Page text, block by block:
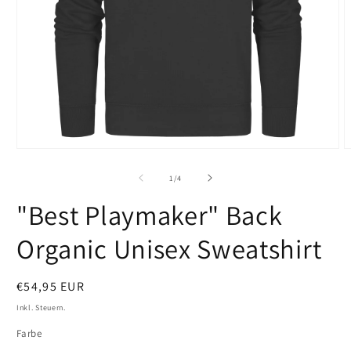
1 /von
4
"Best Playmaker" Back
Organic Unisex Sweatshirt
Normaler
Preis
€54,95 EUR
Inkl. Steuern.
Farbe